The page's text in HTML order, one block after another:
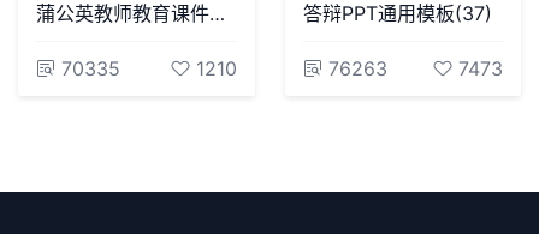
蒲公英教师教育课件通用PPT模板
70335 1210
答辩PPT通用模板(37)
76263 7473